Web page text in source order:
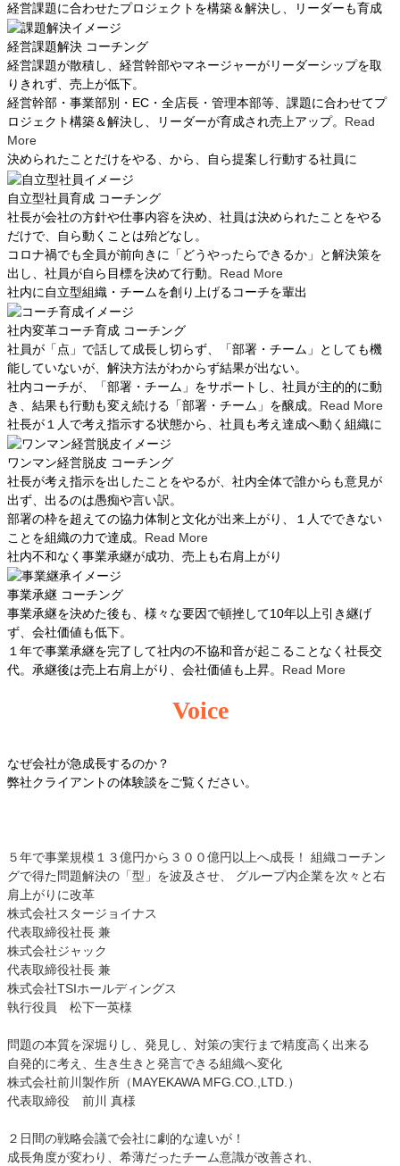
経営課題に合わせたプロジェクトを構築＆解決し、リーダーも育成
経営課題解決 コーチング
経営課題が散積し、経営幹部やマネージャーがリーダーシップを取
りきれず、売上が低下。
経営幹部・事業部別・EC・全店長・管理本部等、課題に合わせてプ
ロジェクト構築＆解決し、リーダーが育成され売上アップ。 Read
More
決められたことだけをやる、から、自ら提案し行動する社員に
自立型社員育成 コーチング
社長が会社の方針や仕事内容を決め、社員は決められたことをやる
だけで、自ら動くことは殆どなし。
コロナ禍でも全員が前向きに「どうやったらできるか」と解決策を
出し、社員が自ら目標を決めて行動。 Read More
社内に自立型組織・チームを創り上げるコーチを輩出
社内変革コーチ育成 コーチング
社員が「点」で話して成長し切らず、「部署・チーム」としても機
能していないが、解決方法がわからず結果が出ない。
社内コーチが、「部署・チーム」をサポートし、社員が主的的に動
き、結果も行動も変え続ける「部署・チーム」を醸成。 Read More
社長が１人で考え指示する状態から、社員も考え達成へ動く組織に
ワンマン経営脱皮 コーチング
社長が考え指示を出したことをやるが、社内全体で誰からも意見が
出ず、出るのは愚痴や言い訳。
部署の枠を超えての協力体制と文化が出来上がり、１人でできない
ことを組織の力で達成。 Read More
社内不和なく事業承継が成功、売上も右肩上がり
事業承継 コーチング
事業承継を決めた後も、様々な要因で頓挫して10年以上引き継げ
ず、会社価値も低下。
１年で事業承継を完了して社内の不協和音が起こることなく社長交
代。承継後は売上右肩上がり、会社価値も上昇。 Read More
Voice
なぜ会社が急成長するのか？
弊社クライアントの体験談をご覧ください。
５年で事業規模１３億円から３００億円以上へ成長！ 組織コーチン
グで得た問題解決の「型」を波及させ、 グループ内企業を次々と右
肩上がりに改革
株式会社スタージョイナス
代表取締役社長 兼
株式会社ジャック
代表取締役社長 兼
株式会社TSIホールディングス
執行役員 松下一英様
問題の本質を深堀りし、発見し、対策の実行まで精度高く出来る
自発的に考え、生き生きと発言できる組織へ変化
株式会社前川製作所（MAYEKAWA MFG.CO.,LTD.）
代表取締役 前川 真様
２日間の戦略会議で会社に劇的な違いが！
成長角度が変わり、希薄だったチーム意識が改善され、